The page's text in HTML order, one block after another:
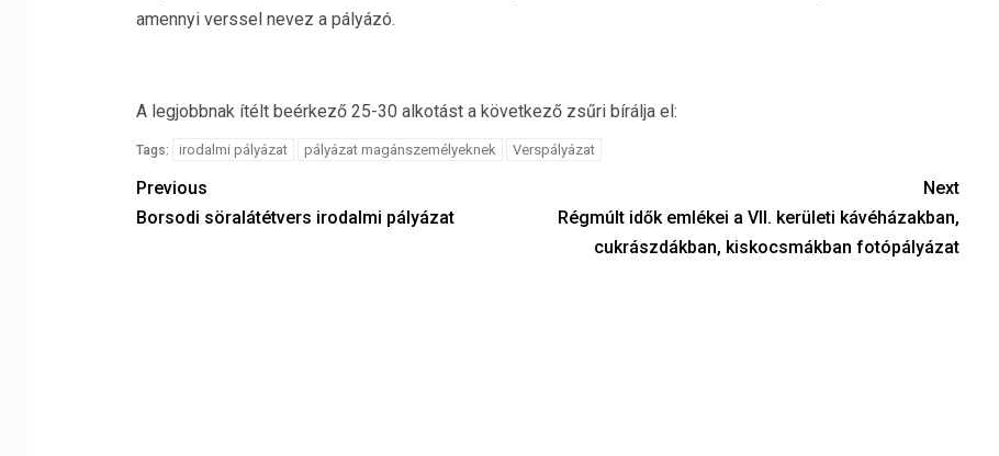
amennyi verssel nevez a pályázó.
A legjobbnak ítélt beérkező 25-30 alkotást a következő zsűri bírálja el:
Tags: irodalmi pályázat pályázat magánszemélyeknek Verspályázat
Previous
Borsodi söralátétvers irodalmi pályázat
Next
Régmúlt idők emlékei a VII. kerületi kávéházakban,
cukrászdákban, kiskocsmákban fotópályázat